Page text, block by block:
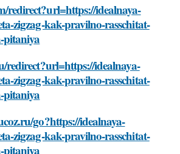
redirect?url=https://idealnaya-
zigzag-kak-pravilno-rasschitat-
pitaniya
redirect?url=https://idealnaya-
zigzag-kak-pravilno-rasschitat-
pitaniya
go?https://idealnaya-
zigzag-kak-pravilno-rasschitat-
pitaniya